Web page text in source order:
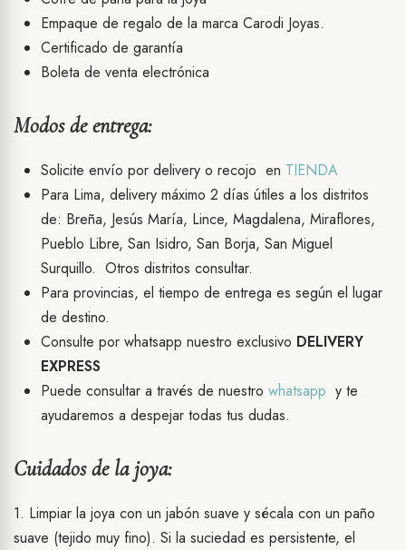
Empaque de regalo de la marca Carodi Joyas.
Certificado de garantía
Boleta de venta electrónica
Modos de entrega:
Solicite envío por delivery o recojo en TIENDA
Para Lima, delivery máximo 2 días útiles a los distritos
de: Breña, Jesús María, Lince, Magdalena, Miraflores,
Pueblo Libre, San Isidro, San Borja, San Miguel
Surquillo. Otros distritos consultar.
Para provincias, el tiempo de entrega es según el lugar
de destino.
Consulte por whatsapp nuestro exclusivo DELIVERY
EXPRESS
Puede consultar a través de nuestro whatsapp y te
ayudaremos a despejar todas tus dudas.
Cuidados de la joya:
1. Limpiar la joya con un jabón suave y sécala con un paño
suave (tejido muy fino). Si la suciedad es persistente, el